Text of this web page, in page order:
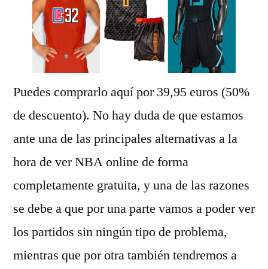
Puedes comprarlo aquí por 39,95 euros (50%
de descuento). No hay duda de que estamos
ante una de las principales alternativas a la
hora de ver NBA online de forma
completamente gratuita, y una de las razones
se debe a que por una parte vamos a poder ver
los partidos sin ningún tipo de problema,
mientras que por otra también tendremos a